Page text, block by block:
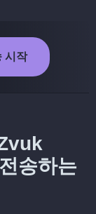
시작
송하는